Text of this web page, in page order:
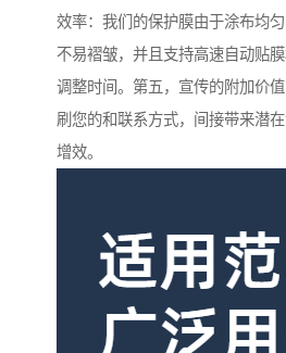
效率：我们的保护膜由于涂布均匀
不易褶皱，并且支持高速自动贴
调整时间。第五，宣传的附加价
刷您的和联系方式，间接带来潜
增效。